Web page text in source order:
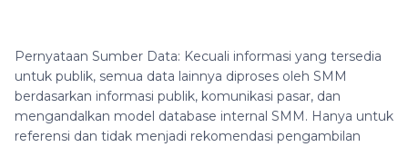
Pernyataan Sumber Data: Kecuali informasi yang tersedia
untuk publik, semua data lainnya diproses oleh SMM
berdasarkan informasi publik, komunikasi pasar, dan
mengandalkan model database internal SMM. Hanya untuk
referensi dan tidak menjadi rekomendasi pengambilan